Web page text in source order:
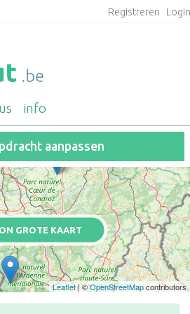
Registreren
info
aanpassen
GROTE KAART
Leaflet| ©OpenStreetMapcontributors